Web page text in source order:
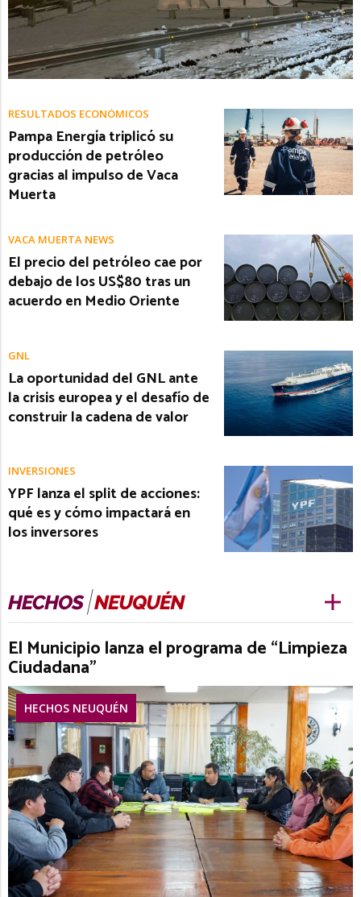
RESULTADOS ECONÓMICOS
Pampa Energía triplicó su
producción de petróleo
gracias al impulso de Vaca
Muerta
VACA MUERTA NEWS
El precio del petróleo cae por
debajo de los US$80 tras un
acuerdo en Medio Oriente
GNL
La oportunidad del GNL ante
la crisis europea y el desafío de
construir la cadena de valor
INVERSIONES
YPF lanza el split de acciones:
qué es y cómo impactará en
los inversores
El Municipio lanza el programa de “Limpieza
Ciudadana”
HECHOS NEUQUÉN